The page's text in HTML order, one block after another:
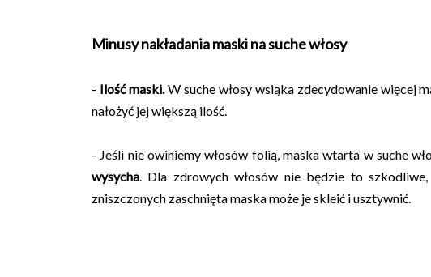
Minusy nakładania maski na suche włosy
- Ilość maski.W suche włosy wsiąka zdecydowanie więcej
nałożyć jej większą ilość.
- Jeśli nie owiniemy włosów folią, maska wtarta w suche
wysycha. Dla zdrowych włosów nie będzie to
zniszczonych zaschnięta maska może je skleić i usztywnić.